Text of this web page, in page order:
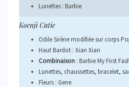
Lunettes : Barbie
Koenji Cutie
Odile Sirène modifiée sur corps
Haut Bardot : Xian Xian
Combinaison : Barbie My First
Lunettes, chaussettes, bracelet,
Fleurs : Gene